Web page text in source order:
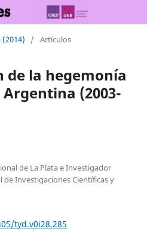
(2014) / Artículos
de la hegemonía
(2003-
de La Plata e Investigador
de Investigaciones Científicas y
tyd.v0i28.285